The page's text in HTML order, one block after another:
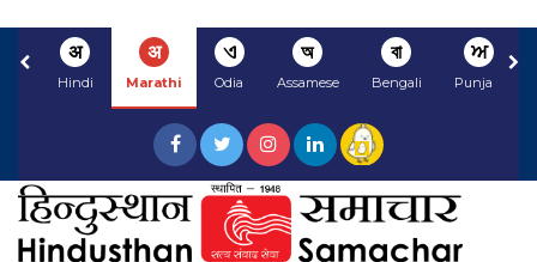
अ
Hindi
अ
Marathi
ଏ
Odia
অ
Assamese
বা
Bengali
ਅ
Punjabi